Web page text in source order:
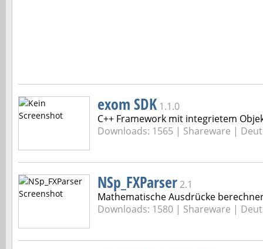
exom SDK 1.1.0
C++ Framework mit integrietem
Downloads: 1565 | Shareware |
NSp_FXParser 2.1
Mathematische Ausdrücke
Downloads: 1580 | Shareware |